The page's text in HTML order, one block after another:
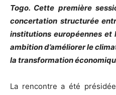
Togo. Cette première
concertation structurée
institutions européennes
ambition d’améliorer le
la transformation
La rencontre a été